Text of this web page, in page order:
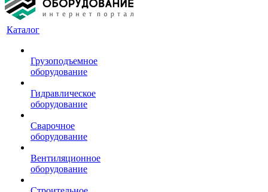
Каталог
Грузоподъемное
оборудование
Гидравлическое
оборудование
Сварочное
оборудование
Вентиляционное
оборудование